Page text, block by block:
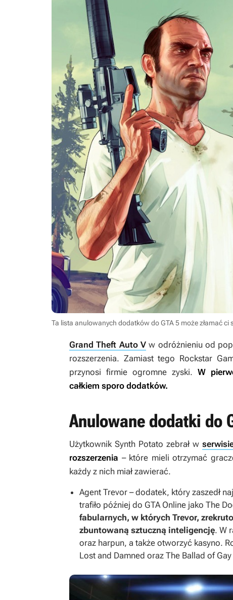
Ta lista anulowanych dodatków do GTA 5 może złamać
Grand Theft Auto V w odróżnieniu od
rozszerzenia. Zamiast tego Rockstar
przynosi firmie ogromne zyski. W
całkiem sporo dodatków.
Anulowane dodatki do
Użytkownik Synth Potato zebrał w
rozszerzenia – które mieli otrzymać
każdy z nich miał zawierać.
Agent Trevor – dodatek, który zaszedł
trafiło później do GTA Online jako The
fabularnych, w których Trevor,
zbuntowaną sztuczną inteligencję. W
oraz harpun, a także otworzyć kasyno.
Lost and Damned oraz The Ballad of